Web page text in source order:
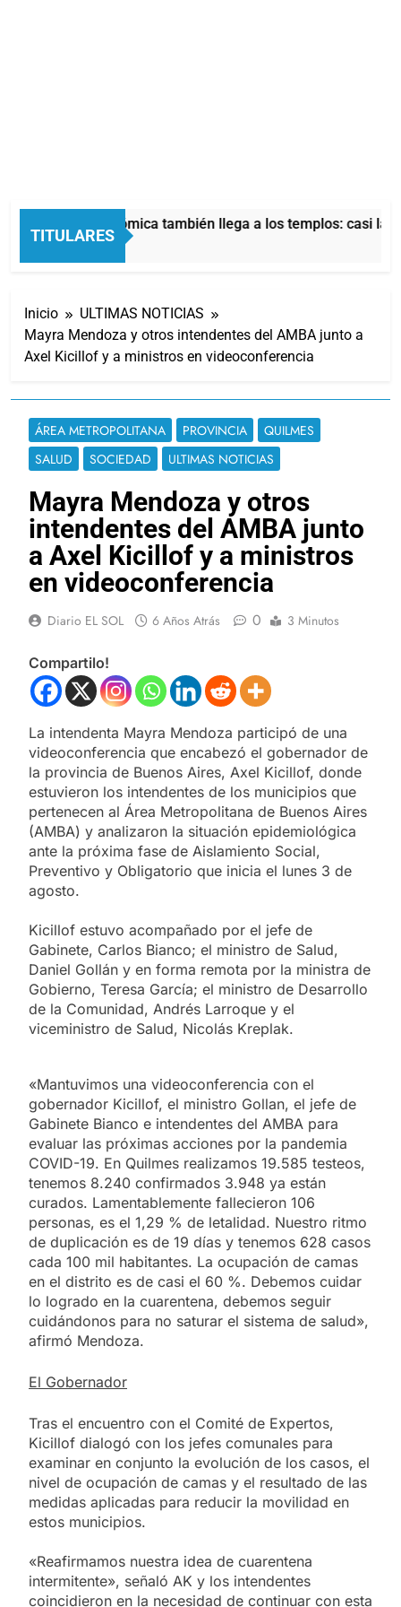
TITULARES
La crisis económica también llega a los templos: casi la
5 Horas Atrás
Inicio
ULTIMAS NOTICIAS
Mayra Mendoza y otros intendentes del AMBA junto a
Axel Kicillof y a ministros en videoconferencia
ÁREA METROPOLITANA PROVINCIA
QUILMES
SALUD
SOCIEDAD ULTIMAS NOTICIAS
Mayra Mendoza y otros
intendentes del AMBA junto
a Axel Kicillof y a ministros
en videoconferencia
Diario EL SOL 6 Años Atrás 0 3 Minutos
Compartilo!
La intendenta Mayra Mendoza participó de una
videoconferencia que encabezó el gobernador de
la provincia de Buenos Aires, Axel Kicillof, donde
estuvieron los intendentes de los municipios que
pertenecen al Área Metropolitana de Buenos Aires
(AMBA) y analizaron la situación epidemiológica
ante la próxima fase de Aislamiento Social,
Preventivo y Obligatorio que inicia el lunes 3 de
agosto.
Kicillof estuvo acompañado por el jefe de
Gabinete, Carlos Bianco; el ministro de Salud,
Daniel Gollán y en forma remota por la ministra de
Gobierno, Teresa García; el ministro de Desarrollo
de la Comunidad, Andrés Larroque y el
viceministro de Salud, Nicolás Kreplak.
«Mantuvimos una videoconferencia con el
gobernador Kicillof, el ministro Gollan, el jefe de
Gabinete Bianco e intendentes del AMBA para
evaluar las próximas acciones por la pandemia
COVID-19. En Quilmes realizamos 19.585 testeos,
tenemos 8.240 confirmados 3.948 ya están
curados. Lamentablemente fallecieron 106
personas, es el 1,29 % de letalidad. Nuestro ritmo
de duplicación es de 19 días y tenemos 628 casos
cada 100 mil habitantes. La ocupación de camas
en el distrito es de casi el 60 %. Debemos cuidar
lo logrado en la cuarentena, debemos seguir
cuidándonos para no saturar el sistema de salud»,
afirmó Mendoza.
El Gobernador
Tras el encuentro con el Comité de Expertos,
Kicillof dialogó con los jefes comunales para
examinar en conjunto la evolución de los casos, el
nivel de ocupación de camas y el resultado de las
medidas aplicadas para reducir la movilidad en
estos municipios.
«Reafirmamos nuestra idea de cuarentena
intermitente», señaló AK y los intendentes
coincidieron en la necesidad de continuar con esta